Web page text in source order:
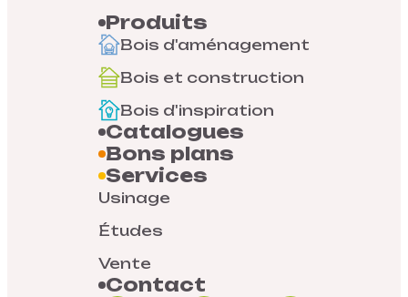
Produits
Bois d'aménagement
Bois et construction
Bois d'inspiration
Catalogues
Bons plans
Services
Usinage
Études
Vente
Contact